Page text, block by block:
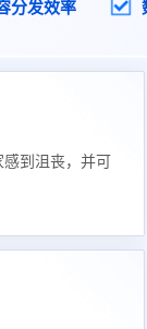
分发效率
到沮丧，并可